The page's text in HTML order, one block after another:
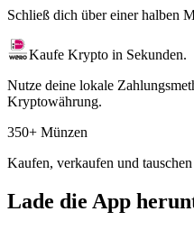
Schließ dich über einer halben
Kaufe Krypto in Sekunden.
Nutze deine lokale
Kryptowährung.
350+ Münzen
Kaufen, verkaufen und
Lade die App